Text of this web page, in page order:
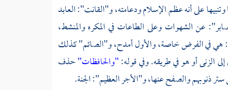
على أنه عظم الإسلام ودعامته، و"القانت": العابد
عن الشهوات وعلى الطاعات في المكره والمنشط،
هي في الفرض خاصة، والأول أمدح، و"الصائم" كذلك
أو هو في طريقه. وفي قوله:"والحافظات"حذف
ستر ذنوبهم والصفح عنها، و"الأجر العظيم": الجنة.